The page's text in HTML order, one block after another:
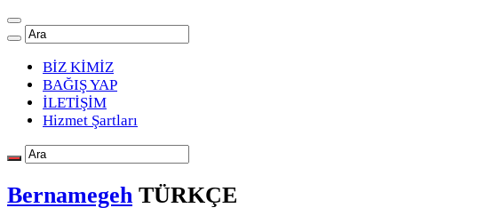
BİZ KİMİZ
BAĞIŞ YAP
İLETİŞİM
Hizmet Şartları
Bernamegeh TÜRKÇE